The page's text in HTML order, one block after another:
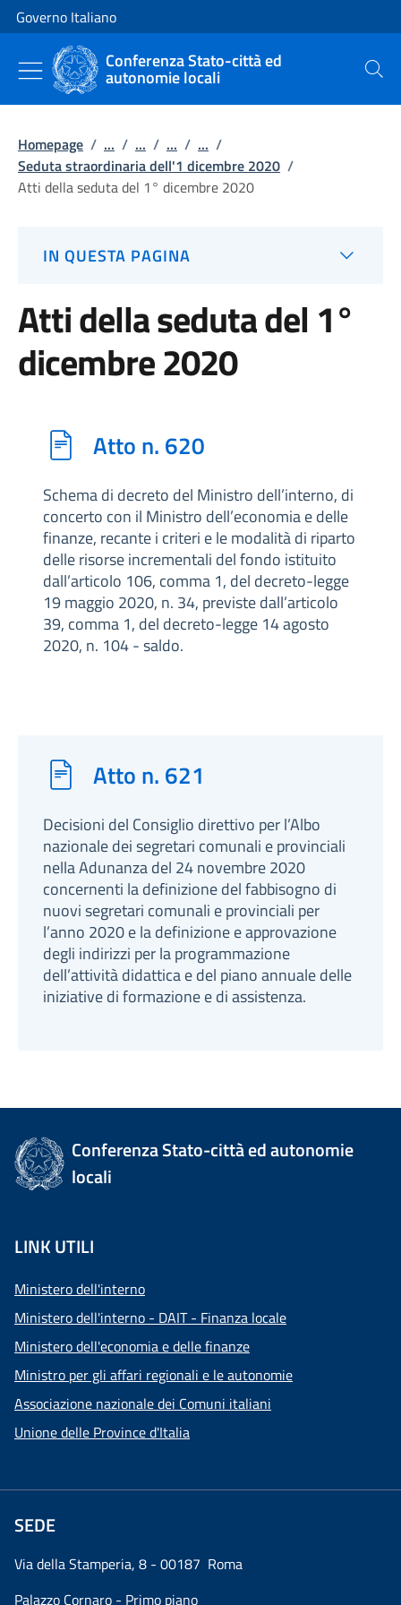
Vai al contenuto
Vai alla navigazione del sito
Governo Italiano
Conferenza Stato-città ed
autonomie locali Cerca
Homepage / ... / ... / ... / ... /
Seduta straordinaria dell'1 dicembre 2020 /
Atti della seduta del 1° dicembre 2020
IN QUESTA PAGINA
Atti della seduta del 1°
dicembre 2020
Atto n. 620
Schema di decreto del Ministro dell’interno, di
concerto con il Ministro dell’economia e delle
finanze, recante i criteri e le modalità di riparto
delle risorse incrementali del fondo istituito
dall’articolo 106, comma 1, del decreto-legge
19 maggio 2020, n. 34, previste dall’articolo
39, comma 1, del decreto-legge 14 agosto
2020, n. 104 - saldo.
Atto n. 621
Decisioni del Consiglio direttivo per l’Albo
nazionale dei segretari comunali e provinciali
nella Adunanza del 24 novembre 2020
concernenti la definizione del fabbisogno di
nuovi segretari comunali e provinciali per
l’anno 2020 e la definizione e approvazione
degli indirizzi per la programmazione
dell’attività didattica e del piano annuale delle
iniziative di formazione e di assistenza.
Conferenza Stato-città ed autonomie
locali
LINK UTILI
Ministero dell'interno
Ministero dell'interno - DAIT - Finanza locale
Ministero dell'economia e delle finanze
Ministro per gli affari regionali e le autonomie
Associazione nazionale dei Comuni italiani
Unione delle Province d'Italia
SEDE
Via della Stamperia, 8 - 00187 Roma
Palazzo Cornaro - Primo piano